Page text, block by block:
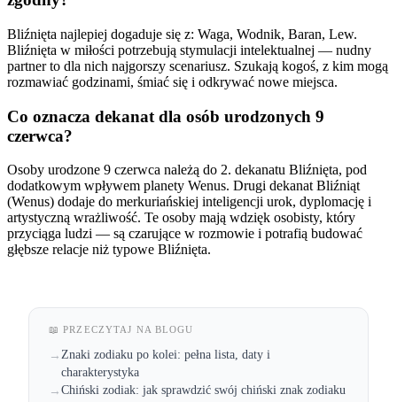
Bliźnięta najlepiej dogaduje się z: Waga, Wodnik, Baran, Lew.
Bliźnięta w miłości potrzebują stymulacji intelektualnej — nudny
partner to dla nich najgorszy scenariusz. Szukają kogoś, z kim mogą
rozmawiać godzinami, śmiać się i odkrywać nowe miejsca.
Co oznacza dekanat dla osób urodzonych 9
czerwca?
Osoby urodzone 9 czerwca należą do 2. dekanatu Bliźnięta, pod
dodatkowym wpływem planety Wenus. Drugi dekanat Bliźniąt
(Wenus) dodaje do merkuriańskiej inteligencji urok, dyplomację i
artystyczną wrażliwość. Te osoby mają wdzięk osobisty, który
przyciąga ludzi — są czarujące w rozmowie i potrafią budować
głębsze relacje niż typowe Bliźnięta.
📖 PRZECZYTAJ NA BLOGU
→Znaki zodiaku po kolei: pełna lista, daty i
charakterystyka
→Chiński zodiak: jak sprawdzić swój chiński znak zodiaku